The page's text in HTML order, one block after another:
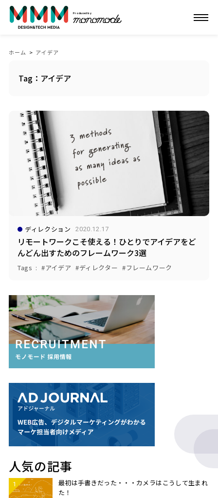
Produced by
ホーム > アイデア
Tag：アイデア
ディレクション 2020.12.17
リモートワークこそ使える！ひとりでアイデアをど
んどん出すためのフレームワーク3選
Tags アイデア ディレクター フレームワーク
人気の記事
最初は手書きだった・・・カメラはこうして生まれ
た！